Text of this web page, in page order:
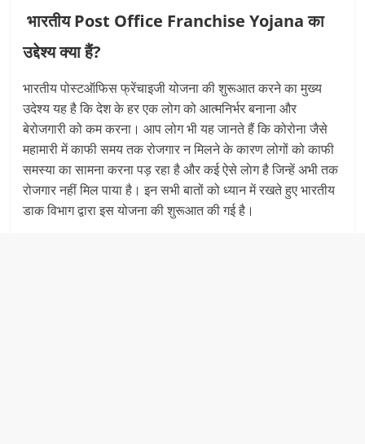
भारतीय Post Office Franchise Yojana का
उद्देश्य क्‍या हैं?
भारतीय पोस्‍टऑफिस फ्रेंचाइजी योजना की शुरूआत करने का मुख्‍य
उदेश्‍य यह है कि देश के हर एक लोग को आत्‍मनिर्भर बनाना और
बेरोजगारी को कम करना। आप लोग भी यह जानते हैं कि कोरोना जैसे
महामारी में काफी समय तक रोजगार न मिलने के कारण लोगों को काफी
समस्‍या का सामना करना पड़ रहा है और कई ऐसे लाेग है जिन्‍हें अभी तक
रोजगार नहीं मिल पाया है। इन सभी बातों को ध्‍यान में रखते हुए भारतीय
डाक विभाग द्वारा इस योजना की शुरूआत की गई है।